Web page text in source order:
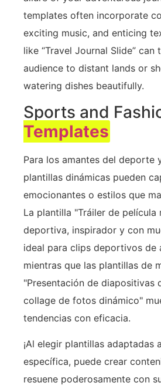
templates often incorporate
exciting music, and enticing
like “Travel Journal Slide”
audience to distant lands or
watering dishes beautifully.
Sports and
Templates
Para los amantes del deporte
plantillas dinámicas pueden
emocionantes o estilos que
La plantilla "Tráiler de película
deportiva, inspirador y con
ideal para clips deportivos de
mientras que las plantillas de
"Presentación de diapositivas
collage de fotos dinámico"
tendencias con eficacia.
¡Al elegir plantillas adaptadas
específica, puede crear
resuene poderosamente con